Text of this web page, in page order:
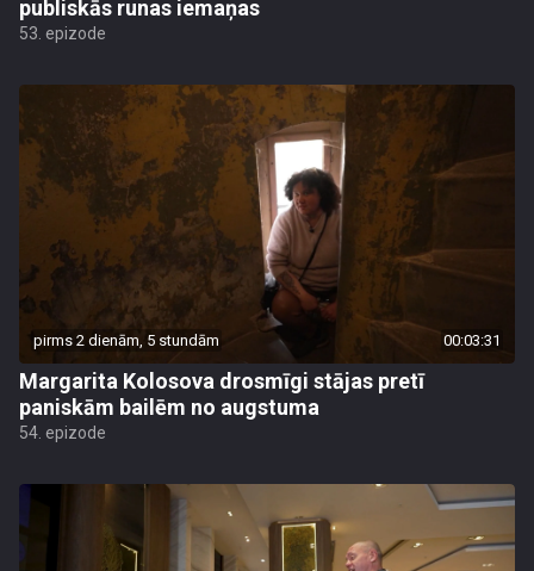
publiskās runas iemaņas
53. epizode
pirms 2 dienām, 5 stundām 00:03:31
Margarita Kolosova drosmīgi stājas pretī
paniskām bailēm no augstuma
54. epizode